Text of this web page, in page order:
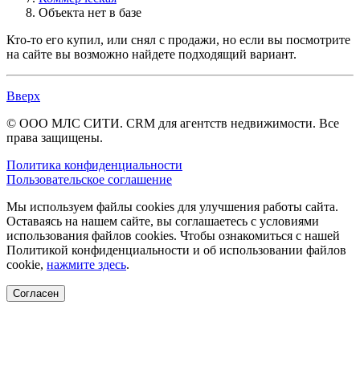
Объекта нет в базе
Кто-то его купил, или снял с продажи, но если вы посмотрите
на сайте вы возможно найдете подходящий вариант.
Вверх
© ООО МЛС СИТИ. CRM для агентств недвижимости. Все
права защищены.
Политика конфиденциальности
Пользовательское соглашение
Мы используем файлы cookies для улучшения работы сайта.
Оставаясь на нашем сайте, вы соглашаетесь с условиями
использования файлов cookies. Чтобы ознакомиться с нашей
Политикой конфиденциальности и об использовании файлов
cookie, нажмите здесь.
Согласен